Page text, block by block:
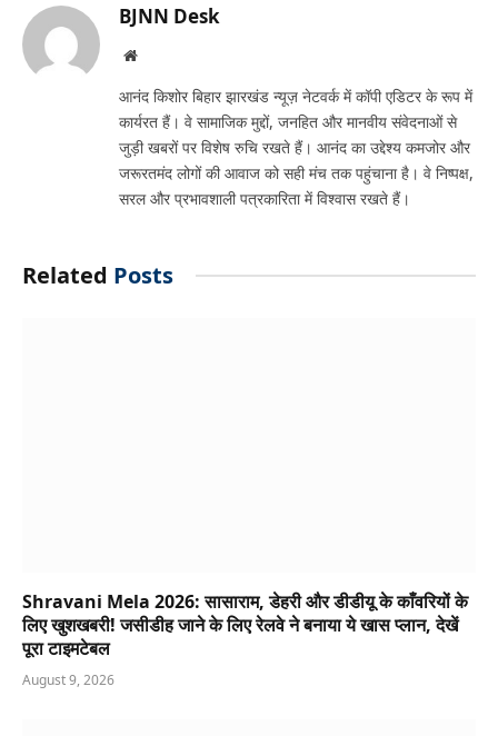
BJNN Desk
Website
आनंद किशोर बिहार झारखंड न्यूज़ नेटवर्क में कॉपी एडिटर के रूप में
कार्यरत हैं। वे सामाजिक मुद्दों, जनहित और मानवीय संवेदनाओं से
जुड़ी खबरों पर विशेष रुचि रखते हैं। आनंद का उद्देश्य कमजोर और
जरूरतमंद लोगों की आवाज को सही मंच तक पहुंचाना है। वे निष्पक्ष,
सरल और प्रभावशाली पत्रकारिता में विश्वास रखते हैं।
Related Posts
Shravani Mela 2026: सासाराम, डेहरी और डीडीयू के काँवरियों के
लिए खुशखबरी! जसीडीह जाने के लिए रेलवे ने बनाया ये खास प्लान, देखें
पूरा टाइमटेबल
August 9, 2026